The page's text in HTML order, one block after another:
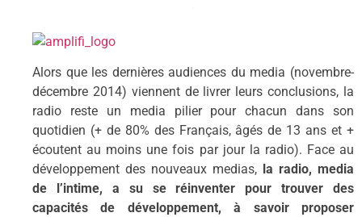
Alors que les dernières audiences du media (novembre-
décembre 2014) viennent de livrer leurs conclusions, la
radio reste un media pilier pour chacun dans son
quotidien (+ de 80% des Français, âgés de 13 ans et +
écoutent au moins une fois par jour la radio). Face au
développement des nouveaux medias, la radio, media
de l’intime, a su se réinventer pour trouver des
capacités de développement, à savoir proposer